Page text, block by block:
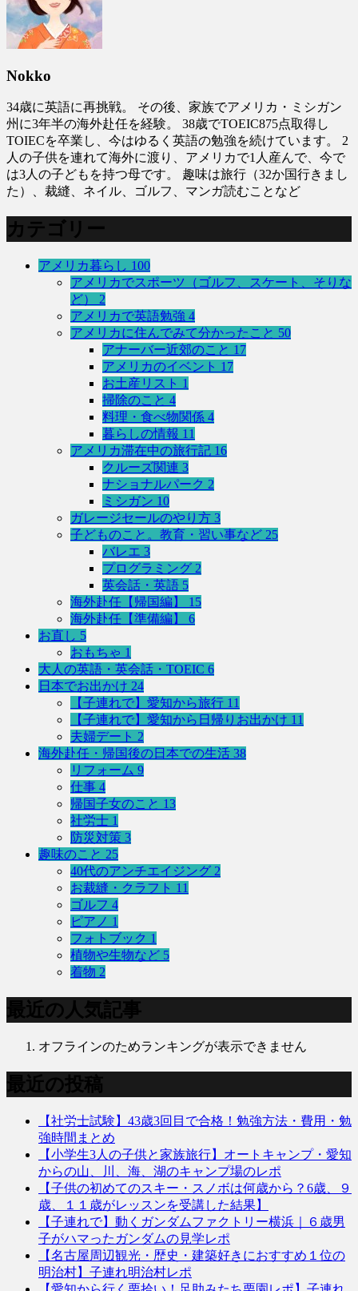
Nokko
34歳に英語に再挑戦。 その後、家族でアメリカ・ミシガン
州に3年半の海外赴任を経験。 38歳でTOEIC875点取得し
TOIECを卒業し、今はゆるく英語の勉強を続けています。 2
人の子供を連れて海外に渡り、アメリカで1人産んで、今で
は3人の子どもを持つ母です。 趣味は旅行（32か国行きまし
た）、裁縫、ネイル、ゴルフ、マンガ読むことなど
カテゴリー
アメリカ暮らし 100
アメリカでスポーツ（ゴルフ、スケート、そりな
ど） 2
アメリカで英語勉強 4
アメリカに住んでみて分かったこと 50
アナーバー近郊のこと 17
アメリカのイベント 17
お土産リスト 1
掃除のこと 4
料理・食べ物関係 4
暮らしの情報 11
アメリカ滞在中の旅行記 16
クルーズ関連 3
ナショナルパーク 2
ミシガン 10
ガレージセールのやり方 3
子どものこと。教育・習い事など 25
バレエ 3
プログラミング 2
英会話・英語 5
海外赴任【帰国編】 15
海外赴任【準備編】 6
お直し 5
おもちゃ 1
大人の英語・英会話・TOEIC 6
日本でお出かけ 24
【子連れで】愛知から旅行 11
【子連れで】愛知から日帰りお出かけ 11
夫婦デート 2
海外赴任・帰国後の日本での生活 38
リフォーム 9
仕事 4
帰国子女のこと 13
社労士 1
防災対策 3
趣味のこと 25
40代のアンチエイジング 2
お裁縫・クラフト 11
ゴルフ 4
ピアノ 1
フォトブック 1
植物や生物など 5
着物 2
最近の人気記事
オフラインのためランキングが表示できません
最近の投稿
【社労士試験】43歳3回目で合格！勉強方法・費用・勉
強時間まとめ
【小学生3人の子供と家族旅行】オートキャンプ・愛知
からの山、川、海、湖のキャンプ場のレポ
【子供の初めてのスキー・スノボは何歳から？6歳、９
歳、１１歳がレッスンを受講した結果】
【子連れで】動くガンダムファクトリー横浜｜６歳男
子がハマったガンダムの見学レポ
【名古屋周辺観光・歴史・建築好きにおすすめ１位の
明治村】子連れ明治村レポ